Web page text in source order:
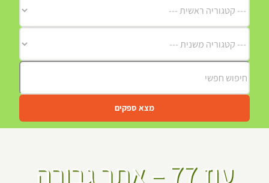
מצא ספקים
עוז 77 – אתר גבורה